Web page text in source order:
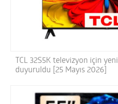
TCL 32S5K televizyon için
duyuruldu [25 Mayıs 2026]